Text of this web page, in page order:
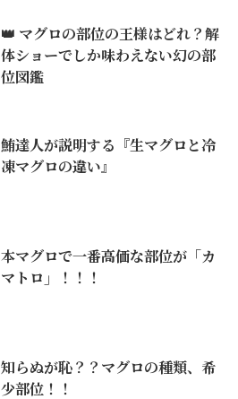
👑 マグロの部位の王様はどれ？解
体ショーでしか味わえない幻の部
位図鑑
鮪達人が説明する『生マグロと冷
凍マグロの違い』
本マグロで一番高価な部位が「カ
マトロ」！！！
知らぬが恥？？マグロの種類、希
少部位！！